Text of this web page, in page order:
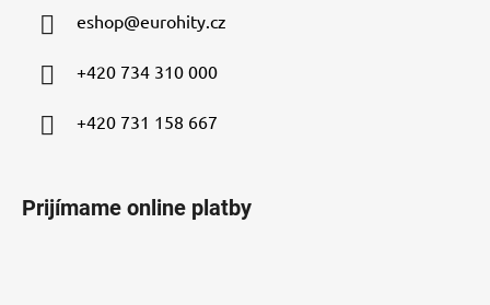
eshop@eurohity.cz
+420 734 310 000
+420 731 158 667
Prijímame online platby